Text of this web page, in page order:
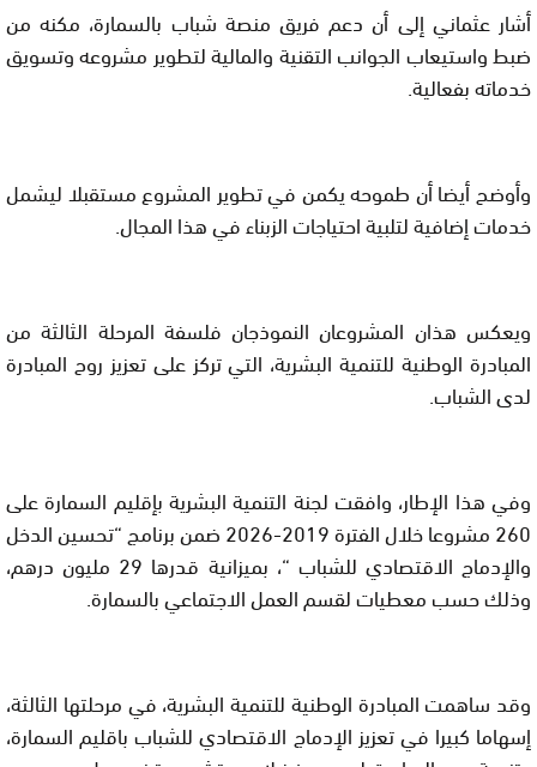
أشار عثماني إلى أن دعم فريق منصة شباب بالسمارة، مكنه من
ضبط واستيعاب الجوانب التقنية والمالية لتطوير مشروعه وتسويق
خدماته بفعالية.
وأوضح أيضا أن طموحه يكمن في تطوير المشروع مستقبلا ليشمل
خدمات إضافية لتلبية احتياجات الزبناء في هذا المجال.
ويعكس هذان المشروعان النموذجان فلسفة المرحلة الثالثة من
المبادرة الوطنية للتنمية البشرية، التي تركز على تعزيز روح المبادرة
لدى الشباب.
وفي هذا الإطار، وافقت لجنة التنمية البشرية بإقليم السمارة على
260 مشروعا خلال الفترة 2019-2026 ضمن برنامج “تحسين الدخل
والإدماج الاقتصادي للشباب “، بميزانية قدرها 29 مليون درهم،
وذلك حسب معطيات لقسم العمل الاجتماعي بالسمارة.
وقد ساهمت المبادرة الوطنية للتنمية البشرية، في مرحلتها الثالثة،
إسهاما كبيرا في تعزيز الإدماج الاقتصادي للشباب باقليم السمارة،